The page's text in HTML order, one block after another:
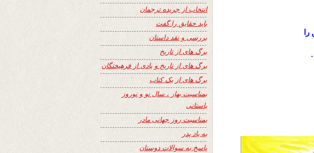
انتخاب از جریده ترجمان
باید حقایق را گفت
بررسی و نقد داستان
برگ های از تاریخ
برگ های از تاریخ و یادی از فرهیختگان
برگ های از یک کتاب
بمناسبت بهار ، سال نو و نوروز
باستانی
بمناسبت روز جهانی مادر
به یاد پدر
پاسخ به سوالات دوستان